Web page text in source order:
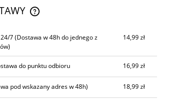
CENA NIE ZAWIERA EWENTUALNYCH
7(Dostawa w 48h do jednego z
14,99 zł
do punktu odbioru 16,99 zł
pod wskazany adres w 48h) 18,99 zł